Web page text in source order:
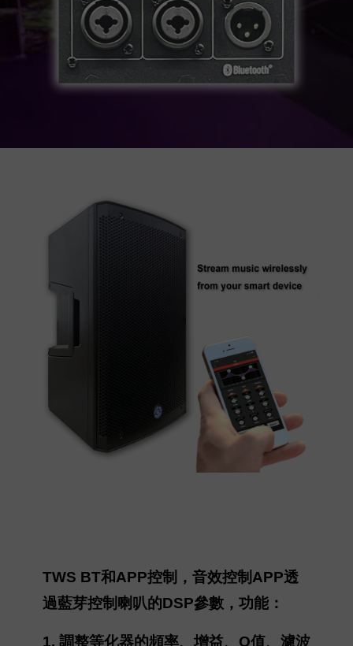
TWS BT和APP控制，音效控制APP透
過藍芽控制喇叭的DSP參數，功能：
1. 調整等化器的頻率、增益、Q值、濾波